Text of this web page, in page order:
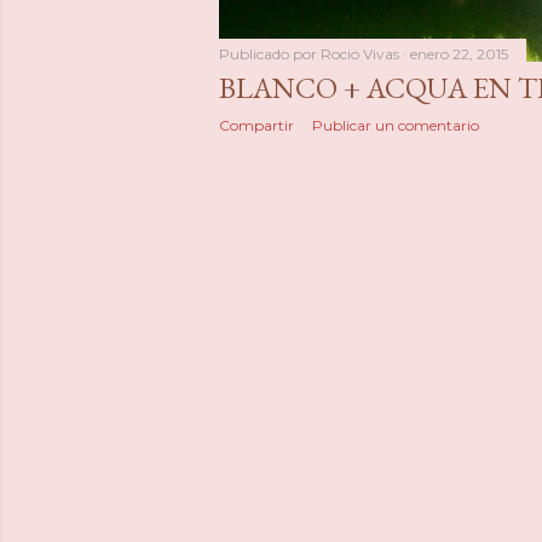
Publicado por Rocio Vivas enero 22, 2015
BLANCO + ACQUA EN
Compartir Publicar un comentario